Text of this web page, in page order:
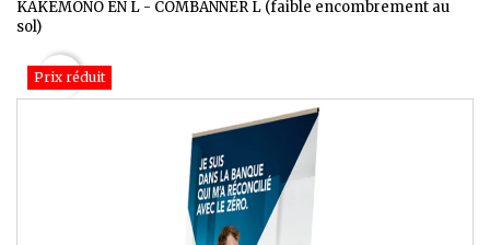
KAKEMONO EN L - COMBANNER L (faible encombrement au
sol)
favorite_border
Prix réduit